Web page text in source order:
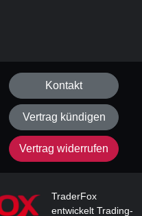
Kontakt
Vertrag kündigen
Vertrag widerrufen
TraderFox
entwickelt Trading-